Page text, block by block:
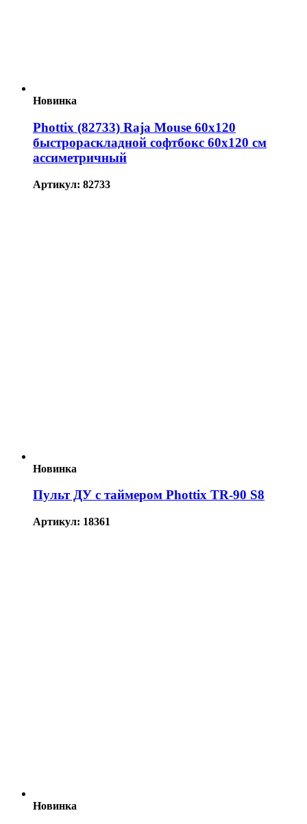
Новинка
Phottix (82733) Raja Mouse 60х120
быстрораскладной софтбокс 60х120 см
ассиметричный
Артикул: 82733
Новинка
Пульт ДУ с таймером Phottix TR-90 S8
Артикул: 18361
Новинка